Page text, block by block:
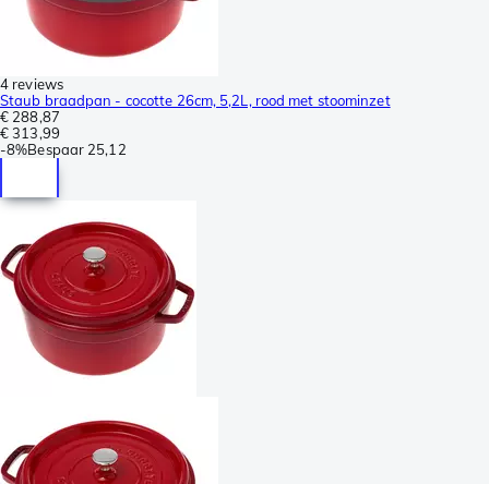
4 reviews
Staub braadpan - cocotte 26cm, 5,2L, rood met stoominzet
€ 288,87
€ 313,99
-8%Bespaar 25,12